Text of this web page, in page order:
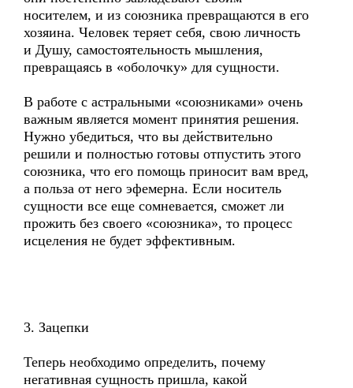
носителем, и из союзника превращаются в его
хозяина. Человек теряет себя, свою личность
и Душу, самостоятельность мышления,
превращаясь в «оболочку» для сущности.
В работе с астральными «союзниками» очень
важным является момент принятия решения.
Нужно убедиться, что вы действительно
решили и полностью готовы отпустить этого
союзника, что его помощь приносит вам вред,
а польза от него эфемерна. Если носитель
сущности все еще сомневается, сможет ли
прожить без своего «союзника», то процесс
исцеления не будет эффективным.
3. Зацепки
Теперь необходимо определить, почему
негативная сущность пришла, какой